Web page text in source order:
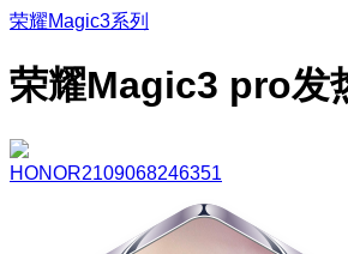
荣耀Magic3系列
荣耀Magic3 pro发
HONOR2109068246351